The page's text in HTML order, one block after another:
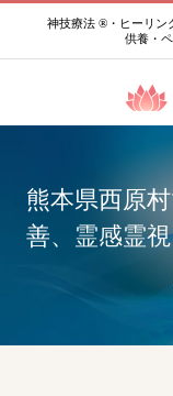
神技療法 ®・ヒーリン
供養・
熊本県西原
善、霊感霊